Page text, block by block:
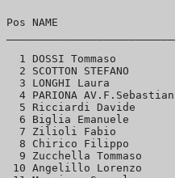
Pos NAME
1 DOSSI Tommaso
2 SCOTTON STEFANO
3 LONGHI Laura
4 PARIONA
5 Ricciardi Davide
6 Biglia Emanuele
7 Zilioli Fabio
8 Chirico Filippo
9 Zucchella Tommaso
10 Angelillo Lorenzo